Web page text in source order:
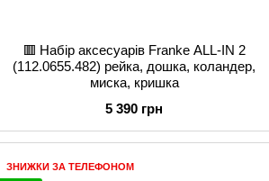
🟥 Набір аксесуарів Franke ALL-IN 2
(112.0655.482) рейка, дошка, коландер,
миска, кришка
5 390 грн
ЗНИЖКИ ЗА ТЕЛЕФОНОМ